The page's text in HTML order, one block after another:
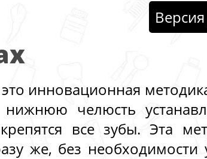
инновационная
челюсть
все зубы. Эта
же, без необходимости